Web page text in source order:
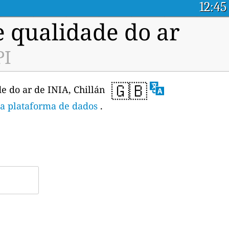
12:45
qualidade do ar
🇬🇧
do ar de INIA, Chillán
plataforma de dados .